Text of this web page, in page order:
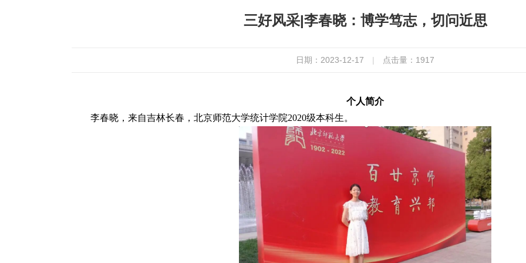
三好风采|李春晓：博学笃志，切问近思
日期：2023-12-17 | 点击量： 1917
个人简介
李春晓，来自吉林长春，北京师范大学统计学院2020级本科生。